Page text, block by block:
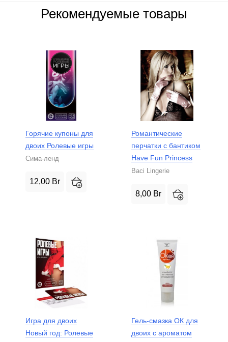
Рекомендуемые товары
Горячие купоны для
двоих Ролевые игры
Сима-ленд
12,00 Br
Романтические
перчатки с бантиком
Have Fun Princess
Baci Lingerie
8,00 Br
Игра для двоих
Новый год: Ролевые
Гель-смазка ОК для
двоих с ароматом